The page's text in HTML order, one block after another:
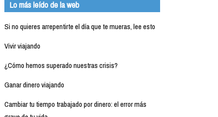
Lo más leído de la web
Si no quieres arrepentirte el día que te mueras, lee esto
Vivir viajando
¿Cómo hemos superado nuestras crisis?
Ganar dinero viajando
Cambiar tu tiempo trabajado por dinero: el error más